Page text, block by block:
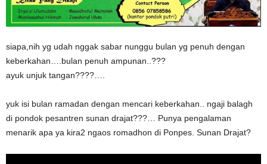
siapa,nih yg udah nggak sabar nunggu bulan yg penuh dengan
keberkahan….bulan penuh ampunan..???
ayuk unjuk tangan????….
yuk isi bulan ramadan dengan mencari keberkahan.. ngaji balagh
di pondok pesantren sunan drajat???… Punya pengalaman
menarik apa ya kira2 ngaos romadhon di Ponpes. Sunan Drajat?